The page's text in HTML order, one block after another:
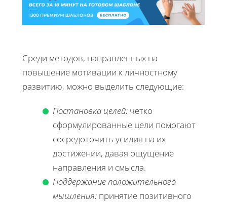
Среди методов, направленных на
повышение мотивации к личностному
развитию, можно выделить следующие:
Постановка целей: четко
сформулированные цели помогают
сосредоточить усилия на их
достижении, давая ощущение
направления и смысла.
Поддержание положительного
мышления: принятие позитивного